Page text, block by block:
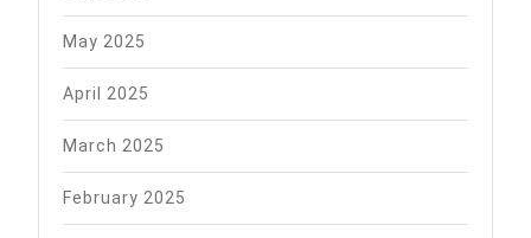
May 2025
April 2025
March 2025
February 2025